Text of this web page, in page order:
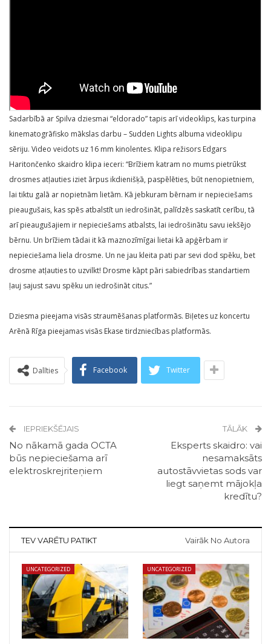
Sadarbībā ar Spilva dziesmai “eldorado” tapis arī videoklips, kas turpina
kinematogrāfisko mākslas darbu – Sudden Lights albuma videoklipu
sēriju. Video veidots uz 16 mm kinolentes. Klipa režisors Edgars
Haritončenko skaidro klipa ieceri: “Brīžiem katram no mums pietrūkst
drosmes atļauties iziet ārpus ikdienišķā, paspēlēties, būt nenopietniem,
lai tiktu galā ar nopietnām lietām. Kā jebkuram bērnam ir nepieciešams
pieaugušais, kas spēs atbalstīt un iedrošināt, palīdzēs saskatīt cerību, tā
arī pieaugušajiem ir nepieciešams atbalsts, lai iedrošinātu savu iekšējo
bērnu. Un brīžiem tādai it kā maznozīmīgai lietai kā apģērbam ir
nepieciešama liela drosme. Un ne jau kleita pati par sevi dod spēku, bet
drosme atļauties to uzvilkt! Drosme kāpt pāri sabiedrības standartiem
ļauj sajust savu spēku un iedrošināt citus.”
Dziesma pieejama visās straumēšanas platformās. Biļetes uz koncertu
Arēnā Rīga pieejamas visās Ekase tirdzniecības platformās.
Dalīties Facebook Twitter
IEPRIEKŠĒJAIS
No nākamā gada OCTA
būs nepieciešama arī
elektroskrejriteņiem
TĀLĀK
Eksperts skaidro: vai
nesamaksāts
autostāvvietas sods var
liegt saņemt mājokļa
kredītu?
TEV VARĒTU PATIKT Vairāk No Autora
UNCATEGORIZED UNCATEGORIZED